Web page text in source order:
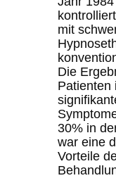
mit
Die
Patienten
30% in
war eine
Vorteile